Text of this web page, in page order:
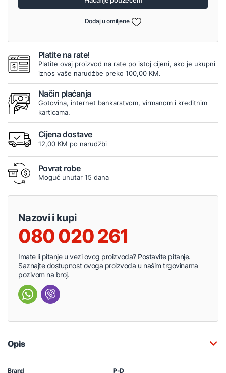
Dodaj u omiljene
Platite na rate!
Platite ovaj proizvod na rate po istoj cijeni, ako je ukupni
iznos vaše narudžbe preko 100,00 KM.
Način plaćanja
Gotovina, internet bankarstvom, virmanom i kreditnim
karticama.
Cijena dostave
12,00 KM po narudžbi
Povrat robe
Moguć unutar 15 dana
Nazovi i kupi
080 020 261
Imate li pitanje u vezi ovog proizvoda? Postavite pitanje.
Saznajte dostupnost ovoga proizvoda u našim trgovinama
pozivom na broj.
Opis
Brand
P-D